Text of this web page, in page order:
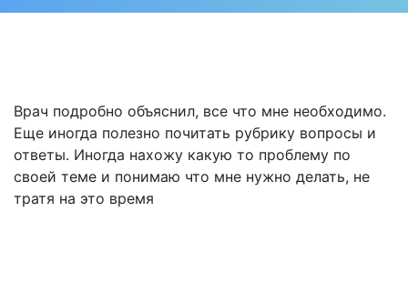
Врач подробно объяснил, все что мне необходимо.
Еще иногда полезно почитать рубрику вопросы и
ответы. Иногда нахожу какую то проблему по
своей теме и понимаю что мне нужно делать, не
тратя на это время